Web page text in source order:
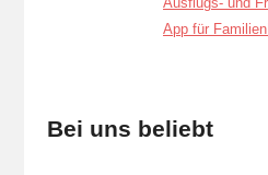
Bei uns beliebt